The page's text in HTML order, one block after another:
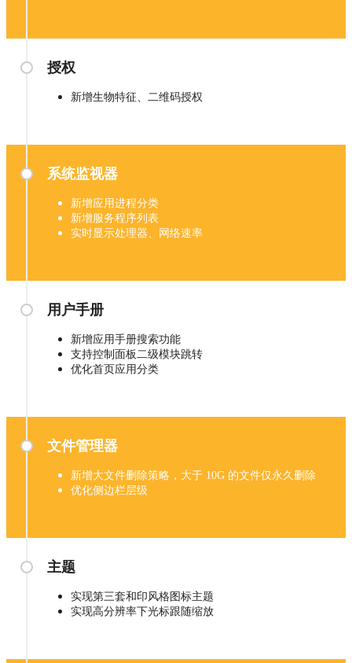
授权
新增生物特征、二维码授权
系统监视器
新增应用进程分类
新增服务程序列表
实时显示处理器、网络速率
用户手册
新增应用手册搜索功能
支持控制面板二级模块跳转
优化首页应用分类
文件管理器
新增大文件删除策略，大于 10G 的文件仅永久删除
优化侧边栏层级
主题
实现第三套和印风格图标主题
实现高分辨率下光标跟随缩放